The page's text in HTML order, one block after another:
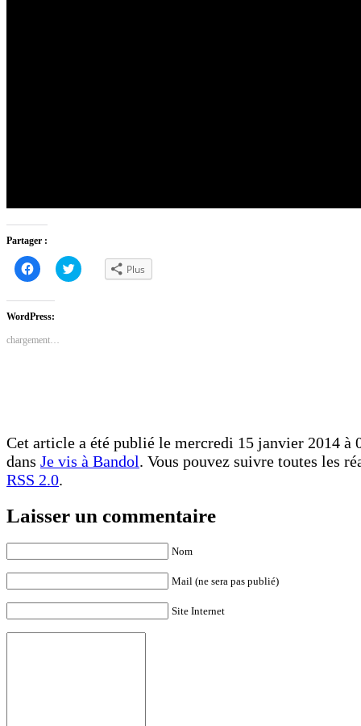
Partager :
Cliquez
pour
partager
Facebook(ouvre
dans
une
fenêtre)
Cliquez
pour Plus
WordPress:
chargement…
Cet article a été publié le mercredi 15 janvier 2014 à
dans Je vis à Bandol. Vous pouvez suivre toutes les
RSS 2.0.
Laisser un commentaire
Nom
Mail (ne sera pas publié)
Site Internet